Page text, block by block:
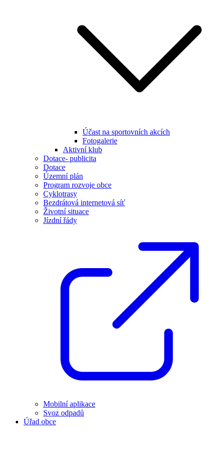
Účast na sportovních akcích
Fotogalerie
Aktivní klub
Dotace- publicita
Dotace
Územní plán
Program rozvoje obce
Cyklotrasy
Bezdrátová internetová síť
Životní situace
Jízdní řády
Mobilní aplikace
Svoz odpadů
Úřad obce